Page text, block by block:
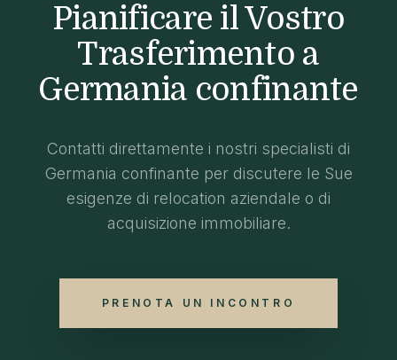
Pianificare il Vostro
Trasferimento a
Germania confinante
Contatti direttamente i nostri specialisti di
Germania confinante per discutere le Sue
esigenze di relocation aziendale o di
acquisizione immobiliare.
PRENOTA UN INCONTRO